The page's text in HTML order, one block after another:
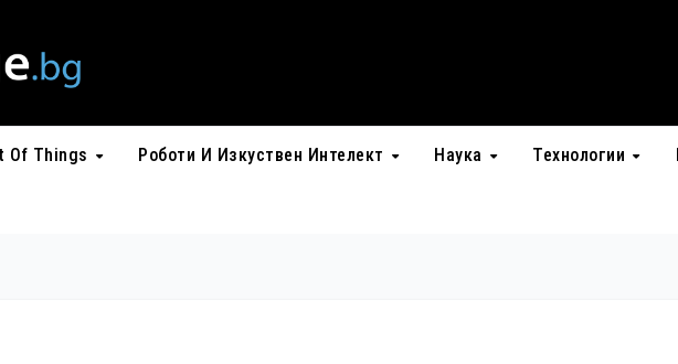
Of Things Роботи И Изкуствен Интелект Наука Технологии